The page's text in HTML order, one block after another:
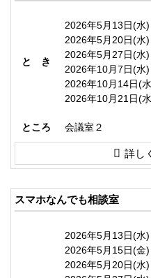
と き
2026年5月13日(水
2026年5月20日(水
2026年5月27日(水
2026年10月7日(水
2026年10月14日(
2026年10月21日(
ところ 会議室２
詳し
スマホなんでも相談室
2026年5月13日(水
2026年5月15日(金
2026年5月20日(水